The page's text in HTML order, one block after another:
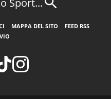
MAPPA DEL SITO
FEED RSS